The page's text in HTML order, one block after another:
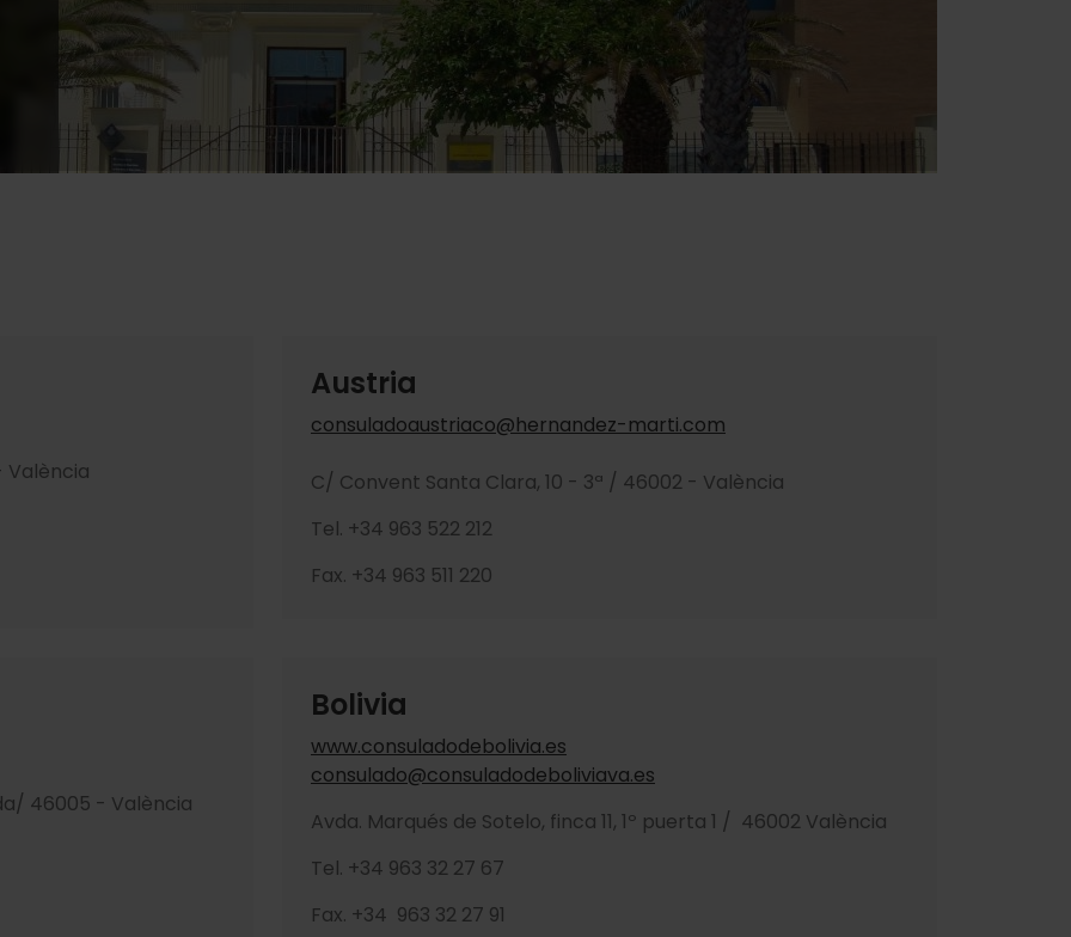
València
Austria
consuladoaustriaco@hernandez-marti.com
C/ Convent Santa Clara, 10 - 3ª / 46002 - València
Tel. +34 963 522 212
Fax. +34 963 511 220
46005 - València
Bolivia
www.consuladodebolivia.es
consulado@consuladodeboliviava.es
Avda. Marqués de Sotelo, finca 11, 1º puerta 1 / 46002 València
Tel. +34 963 32 27 67
Fax. +34 963 32 27 91